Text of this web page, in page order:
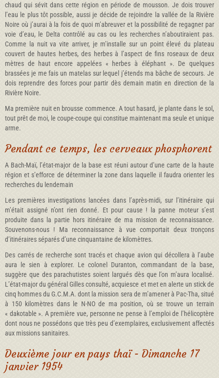
chaud qui sévit dans cette région en période de mousson. Je dois trouver
l’eau le plus tôt possible, aussi je décide de rejoindre la vallée de la Rivière
Noire où j’aurai à la fois de quoi m’abreuver et la possibilité de regagner par
voie d’eau, le Delta contrôlé au cas ou les recherches n’aboutiraient pas.
Comme la nuit va vite arriver, je m’installe sur un point élevé du plateau
couvert de hautes herbes, des herbes à l’aspect de fins roseaux de deux
mètres de haut encore appelées « herbes à éléphant ». De quelques
brassées je me fais un matelas sur lequel j’étends ma bâche de secours. Je
dois reprendre des forces pour partir dès demain matin en direction de la
Rivière Noire.
Ma première nuit en brousse commence. A tout hasard, je plante dans le sol,
tout prêt de moi, le coupe-coupe qui constitue maintenant ma seule et unique
arme.
Pendant ce temps, les cerveaux phosphorent
A Bach-Maï, l’état-major de la base est réuni autour d’une carte de la haute
région et s’efforce de déterminer la zone dans laquelle il faudra orienter les
recherches du lendemain
Les premières investigations lancées dans l’après-midi, sur l’itinéraire qui
m’était assigné n’ont rien donné. Et pour cause ! la panne moteur s’est
produite dans la partie hors itinéraire de ma mission de reconnaissance.
Souvenons-nous ! Ma reconnaissance à vue comportait deux tronçons
d’itinéraires séparés d’une cinquantaine de kilomètres.
Des carrés de recherche sont tracés et chaque avion qui décollera à l’aube
aura le sien à explorer. Le colonel Duranton, commandant de la base,
suggère que des parachutistes soient largués dès que l’on m’aura localisé.
L’état-major du général Gilles consulté, acquiesce et met en alerte un stick de
cinq hommes du G.C.M.A. dont la mission sera de m’amener à Pac-Tha, situé
à 150 kilomètres dans le N-NO de ma position, où se trouve un terrain
« dakotable ». A première vue, personne ne pense à l’emploi de l’hélicoptère
dont nous ne possédons que très peu d’exemplaires, exclusivement affectés
aux missions sanitaires.
Deuxième jour en pays thaï - Dimanche 17
janvier 1954